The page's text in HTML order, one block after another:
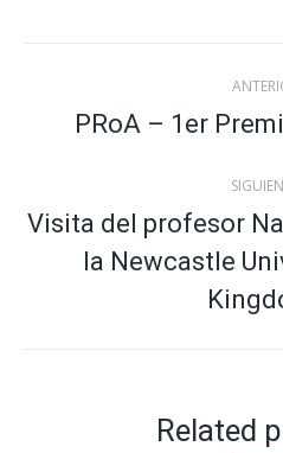
Navegación
entre
proyectos
PRoA – 1er
Visita del profesor
la Newcastle
Related